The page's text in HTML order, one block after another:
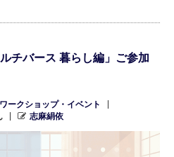
ルチバース 暮らし編」ご参加
ワークショップ・イベント
志麻絹依